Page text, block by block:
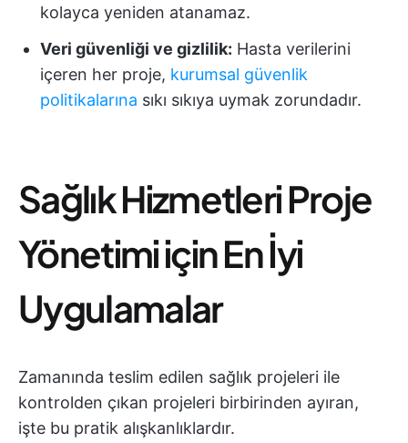
kolayca yeniden atanamaz.
Veri güvenliği ve gizlilik: Hasta verilerini
içeren her proje, kurumsal güvenlik
politikalarına sıkı sıkıya uymak zorundadır.
Sağlık Hizmetleri Proje
Yönetimi için En İyi
Uygulamalar
Zamanında teslim edilen sağlık projeleri ile
kontrolden çıkan projeleri birbirinden ayıran,
işte bu pratik alışkanlıklardır.